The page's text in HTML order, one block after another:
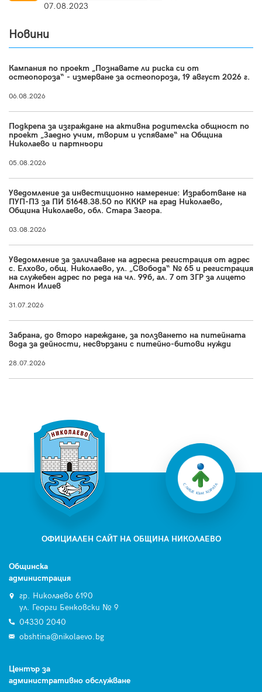
07.08.2023
Новини
Кампания по проект „Познавате ли риска си от
остеопороза“ - измерване за остеопороза, 19 август 2026 г.
06.08.2026
Подкрепа за изграждане на активна родителска общност по
проект „Заедно учим, творим и успяваме“ на Община
Николаево и партньори
05.08.2026
Уведомление за инвестиционно намерение: Изработване на
ПУП-ПЗ за ПИ 51648.38.50 по КККР на град Николаево,
Община Николаево, обл. Стара Загора.
03.08.2026
Уведомление за заличаване на адресна регистрация от адрес
с. Елхово, общ. Николаево, ул. „Свобода“ № 65 и регистрация
на служебен адрес по реда на чл. 99б, ал. 7 от ЗГР за лицето
Антон Илиев
31.07.2026
Забрана, до второ нареждане, за ползването на питейната
вода за дейности, несвързани с питейно-битови нужди
28.07.2026
ОФИЦИАЛЕН САЙТ НА ОБЩИНА НИКОЛАЕВО
Общинска
администрация
гр. Николаево 6190
ул. Георги Бенковски № 9
04330 2040
obshtina@nikolaevo.bg
Център за
административно обслужване